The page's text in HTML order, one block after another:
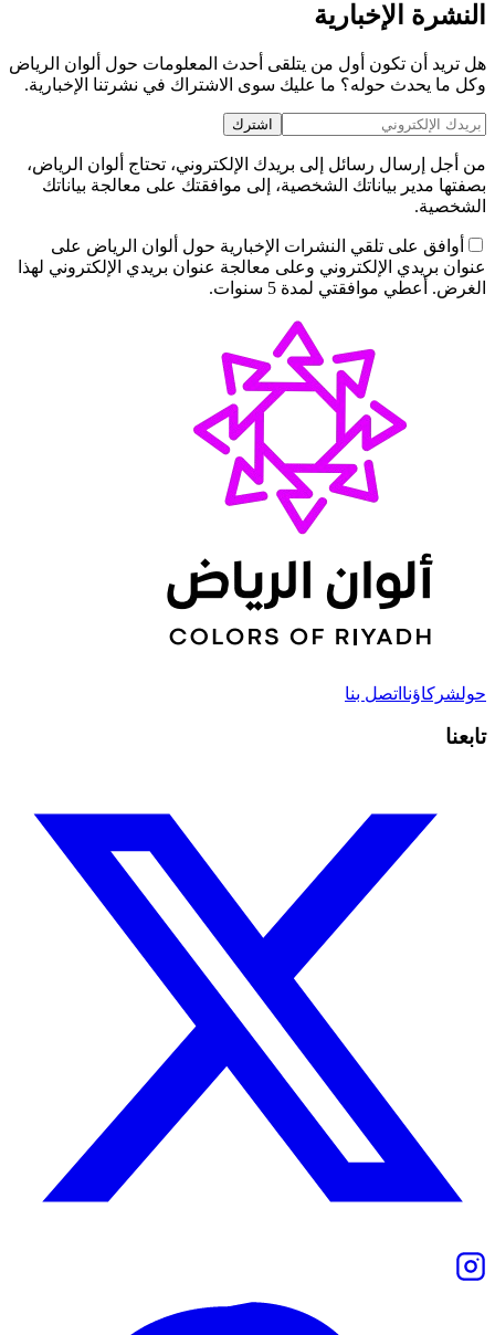
النشرة الإخبارية
هل تريد أن تكون أول من يتلقى أحدث المعلومات حول ألوان الرياض
وكل ما يحدث حوله؟ ما عليك سوى الاشتراك في نشرتنا الإخبارية.
اشترك
من أجل إرسال رسائل إلى بريدك الإلكتروني، تحتاج ألوان الرياض،
بصفتها مدير بياناتك الشخصية، إلى موافقتك على معالجة بياناتك
الشخصية.
أوافق على تلقي النشرات الإخبارية حول ألوان الرياض على
عنوان بريدي الإلكتروني وعلى معالجة عنوان بريدي الإلكتروني لهذا
الغرض. أعطي موافقتي لمدة 5 سنوات.
حولشركاؤنا اتصل بنا
تابعنا